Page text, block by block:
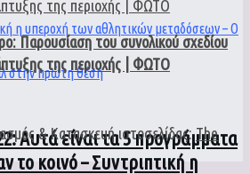
Αυτά είναι τα 5 προγράμματα
το κοινό – Συντριπτική η
Παρουσίαση του συνολικού σχεδίου
της περιοχής | ΦΩΤΟ
& Κατασκευή ιστοσελίδας:The